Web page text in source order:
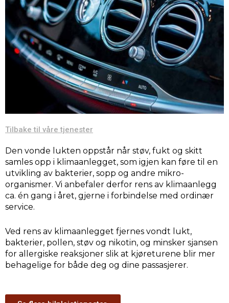
Tilbake til våre tjenester
Den vonde lukten oppstår når støv, fukt og skitt
samles opp i klimaanlegget, som igjen kan føre til en
utvikling av bakterier, sopp og andre mikro-
organismer. Vi anbefaler derfor rens av klimaanlegg
ca. én gang i året, gjerne i forbindelse med ordinær
service.
Ved rens av klimaanlegget fjernes vondt lukt,
bakterier, pollen, støv og nikotin, og minsker sjansen
for allergiske reaksjoner slik at kjøreturene blir mer
behagelige for både deg og dine passasjerer.